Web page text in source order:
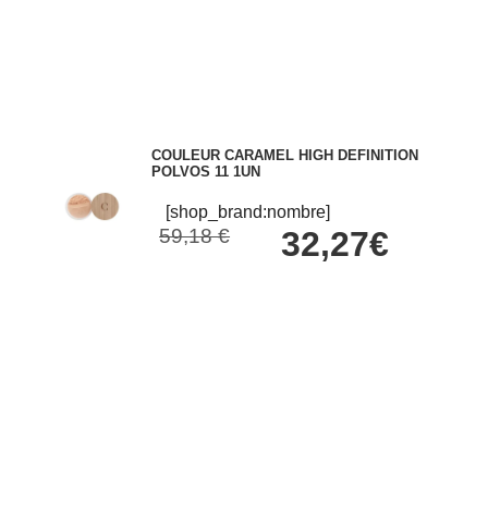
COULEUR CARAMEL HIGH DEFINITION
POLVOS 11 1UN
[shop_brand:nombre]
59,18 € 32,27€